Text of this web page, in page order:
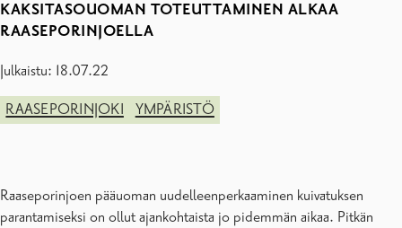
KAKSITASOUOMAN TOTEUTTAMINEN ALKAA
RAASEPORINJOELLA
Julkaistu: 18.07.22
RAASEPORINJOKI YMPÄRISTÖ
Raaseporinjoen pääuoman uudelleenperkaaminen kuivatuksen
parantamiseksi on ollut ajankohtaista jo pidemmän aikaa. Pitkän